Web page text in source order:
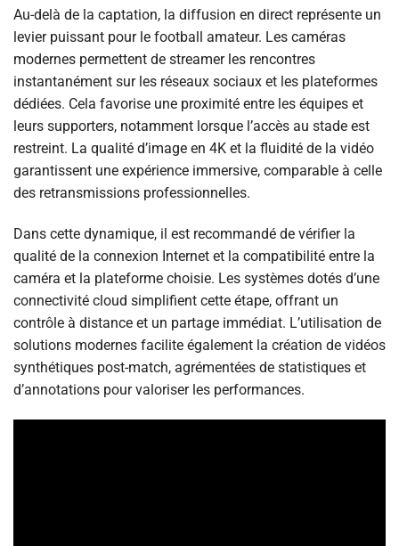
Au-delà de la captation, la diffusion en direct représente un
levier puissant pour le football amateur. Les caméras
modernes permettent de streamer les rencontres
instantanément sur les réseaux sociaux et les plateformes
dédiées. Cela favorise une proximité entre les équipes et
leurs supporters, notamment lorsque l’accès au stade est
restreint. La qualité d’image en 4K et la fluidité de la vidéo
garantissent une expérience immersive, comparable à celle
des retransmissions professionnelles.
Dans cette dynamique, il est recommandé de vérifier la
qualité de la connexion Internet et la compatibilité entre la
caméra et la plateforme choisie. Les systèmes dotés d’une
connectivité cloud simplifient cette étape, offrant un
contrôle à distance et un partage immédiat. L’utilisation de
solutions modernes facilite également la création de vidéos
synthétiques post-match, agrémentées de statistiques et
d’annotations pour valoriser les performances.